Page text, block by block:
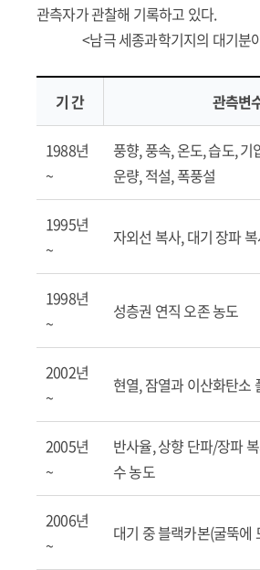
관측자가 관찰해 기록하고 있다.
<남극 세종과학기지의 대기분
기 간 관측변
1988년
~
풍향, 풍속, 온도, 습도, 기
운량, 적설, 폭풍설
1995년
~
자외선 복사, 대기 장파
1998년
~
성층권 연직 오존 농도
2002년
~
현열, 잠열과 이산화탄소
2005년
~
반사율, 상향 단파/장파
수 농도
2006년
~
대기 중 블랙카본(굴뚝에